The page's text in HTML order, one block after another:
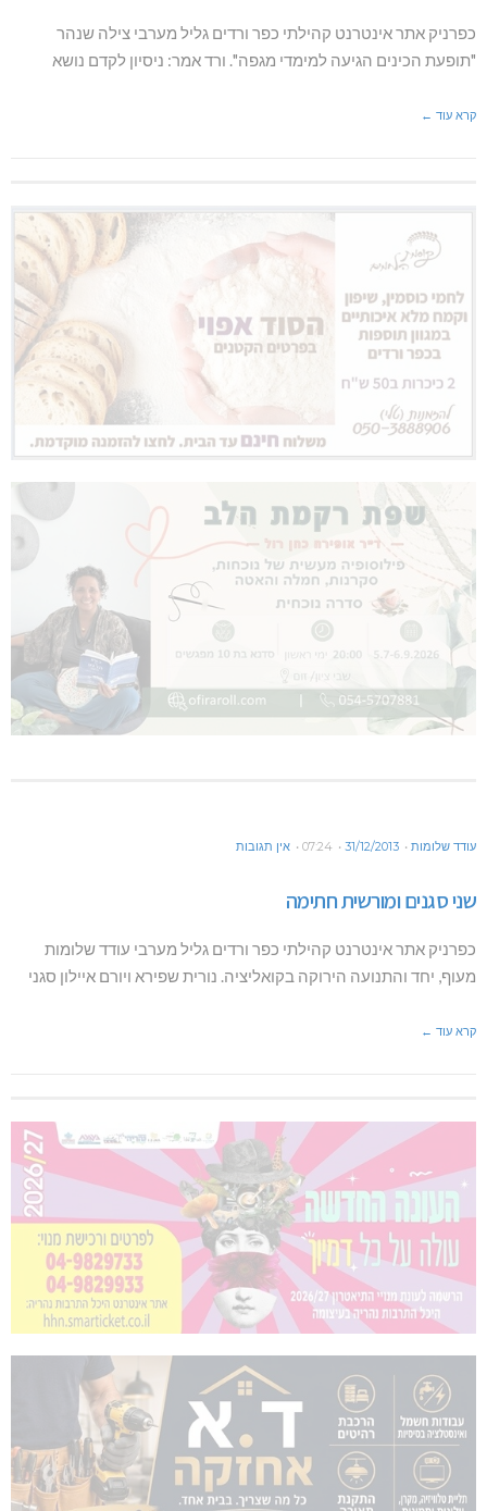
כפרניק אתר אינטרנט קהילתי כפר ורדים גליל מערבי צילה שנהר
"תופעת הכינים הגיעה למימדי מגפה". ורד אמר: ניסיון לקדם נושא
קרא עוד ←
עודד שלומות 31/12/2013
07:24 אין תגובות
שני סגנים ומורשית חתימה
כפרניק אתר אינטרנט קהילתי כפר ורדים גליל מערבי עודד שלומות
מעוף, יחד והתנועה הירוקה בקואליציה. נורית שפירא ויורם איילון סגני
קרא עוד ←